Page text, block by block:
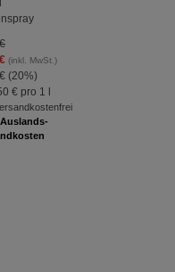
(inkl. MwSt.)
(20%)
€pro 1 l